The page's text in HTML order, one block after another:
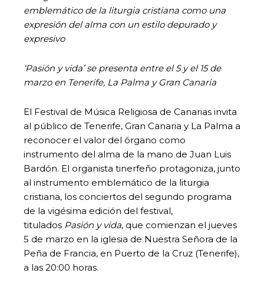
emblemático de la liturgia cristiana como una
expresión del alma con un estilo depurado y
expresivo
‘Pasión y vida’ se presenta entre el 5 y el 15 de
marzo en Tenerife, La Palma y Gran Canaria
El Festival de Música Religiosa de Canarias invita
al público de Tenerife, Gran Canaria y La Palma a
reconocer el valor del órgano como
instrumento del alma de la mano de Juan Luis
Bardón. El organista tinerfeño protagoniza, junto
al instrumento emblemático de la liturgia
cristiana, los conciertos del segundo programa
de la vigésima edición del festival,
titulados Pasión y vida, que comienzan el jueves
5 de marzo en la iglesia de Nuestra Señora de la
Peña de Francia, en Puerto de la Cruz (Tenerife),
a las 20:00 horas.